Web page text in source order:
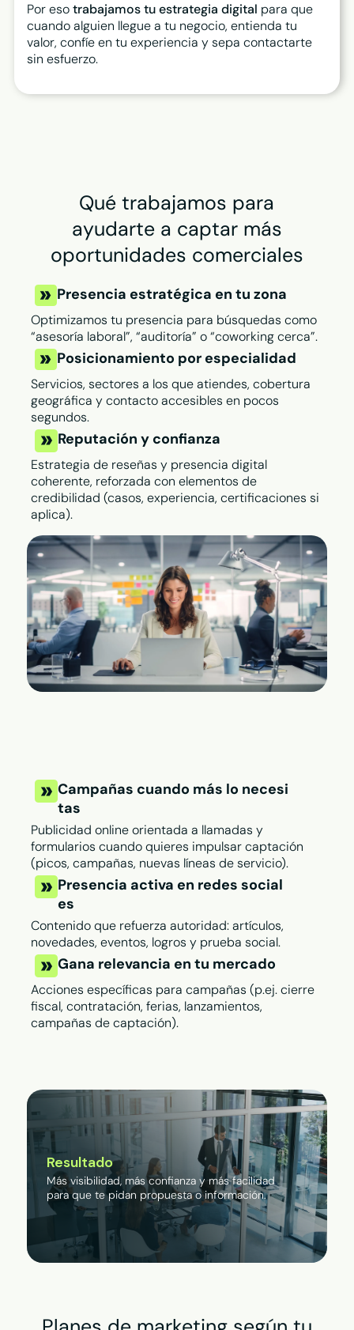
Por esotrabajamos tu estrategia digital para que
cuando alguien llegue a tu negocio, entienda tu
valor, confíe en tu experiencia y sepa contactarte
sin esfuerzo.
Qué trabajamos para
ayudarte a captar más
oportunidades comerciales
Optimizamos tu presencia para búsquedas como
“asesoría laboral”, “auditoría” o “coworking cerca”.
Posicionamiento por especialidad
Servicios, sectores a los que atiendes, cobertura
geográfica y contacto accesibles en pocos
segundos.
Reputación y confianza
Estrategia de reseñas y presencia digital
coherente, reforzada con elementos de
credibilidad (casos, experiencia, certificaciones si
aplica).
Presencia estratégica en tu zona
Resultado
Más visibilidad, más confianza y más facilidad
para que te pidan propuesta o información.
Campañas cuando más lo necesi
tas
Publicidad online orientada a llamadas y
formularios cuando quieres impulsar captación
(picos, campañas, nuevas líneas de servicio).
Presencia activa en redes social
es
Contenido que refuerza autoridad: artículos,
novedades, eventos, logros y prueba social.
Gana relevancia en tu mercado
Acciones específicas para campañas (p.ej. cierre
fiscal, contratación, ferias, lanzamientos,
campañas de captación).